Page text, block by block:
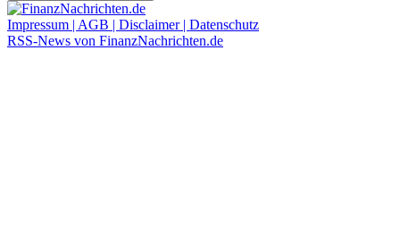
Impressum | AGB | Disclaimer | Datenschutz
RSS-News von FinanzNachrichten.de